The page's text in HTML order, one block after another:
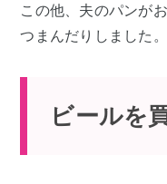
この他、夫のパンが
つまんだりしました。
ビールを